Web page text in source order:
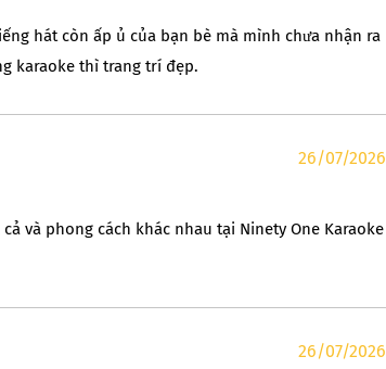
hát còn ấp ủ của bạn bè mà mình chưa nhận ra
karaoke thì trang trí đẹp.
26/07/2026
và phong cách khác nhau tại Ninety One Karaoke
26/07/2026